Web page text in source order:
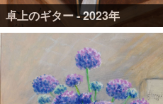
卓上のギター - 2023年